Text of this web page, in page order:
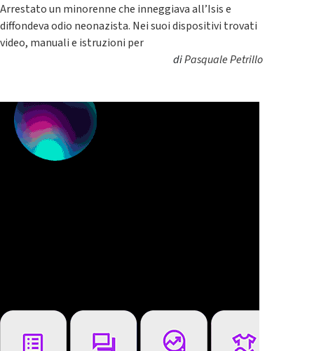
Arrestato un minorenne che inneggiava all’Isis e
diffondeva odio neonazista. Nei suoi dispositivi trovati
video, manuali e istruzioni per
diPasquale Petrillo